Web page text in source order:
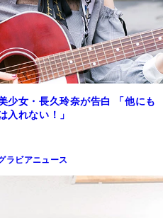
少女・長久玲奈が告白 「他にも
入れない！」
ラビアニュース